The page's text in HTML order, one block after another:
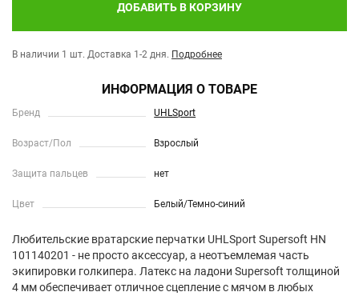
ДОБАВИТЬ В КОРЗИНУ
В наличии 1 шт. Доставка 1-2 дня. Подробнее
ИНФОРМАЦИЯ О ТОВАРЕ
Бренд UHLSport
Возраст/Пол Взрослый
Защита пальцев нет
Цвет Белый/Темно-синий
Любительские вратарские перчатки UHLSport Supersoft HN
101140201 - не просто аксессуар, а неотъемлемая часть
экипировки голкипера. Латекс на ладони Supersoft толщиной
4 мм обеспечивает отличное сцепление c мячом в любых